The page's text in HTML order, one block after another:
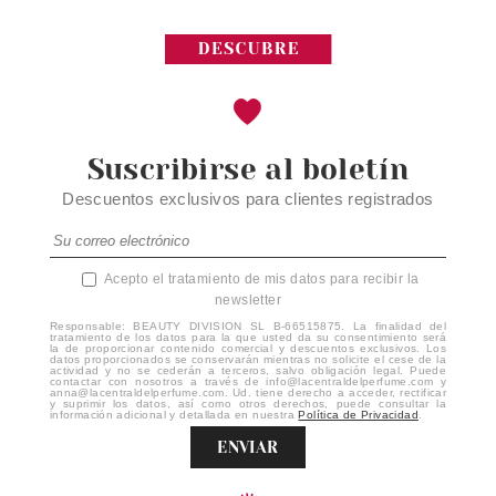
Suscribirse al boletín
Descuentos exclusivos para clientes registrados
Acepto el tratamiento de mis datos para recibir la
newsletter
Responsable: BEAUTY DIVISION SL B-66515875. La finalidad del
tratamiento de los datos para la que usted da su consentimiento será
la de proporcionar contenido comercial y descuentos exclusivos. Los
datos proporcionados se conservarán mientras no solicite el cese de la
actividad y no se cederán a terceros, salvo obligación legal. Puede
contactar con nosotros a través de info@lacentraldelperfume.com y
anna@lacentraldelperfume.com. Ud. tiene derecho a acceder, rectificar
y suprimir los datos, así como otros derechos, puede consultar la
información adicional y detallada en nuestraPolítica de Privacidad.
ENVIAR